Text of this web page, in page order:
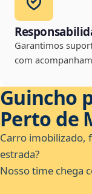
Garantimos
com
Guincho
Perto de
Carro imobilizado,
estrada?
Nosso time chega